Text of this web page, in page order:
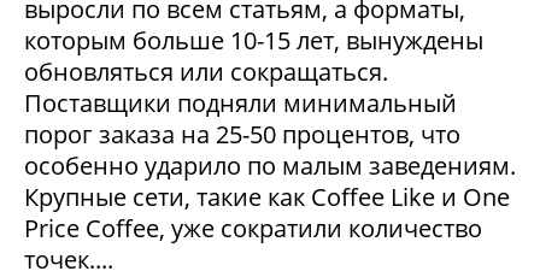
выросли по всем статьям, а форматы,
которым больше 10-15 лет, вынуждены
обновляться или сокращаться.
Поставщики подняли минимальный
порог заказа на 25-50 процентов, что
особенно ударило по малым заведениям.
Крупные сети, такие как Coffee Like и One
Price Coffee, уже сократили количество
точек....